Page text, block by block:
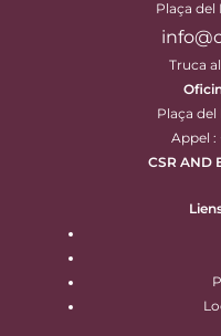
Plaça del
Truca
Plaça del
Appel :
CSR AND